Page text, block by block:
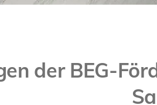
der BEG-